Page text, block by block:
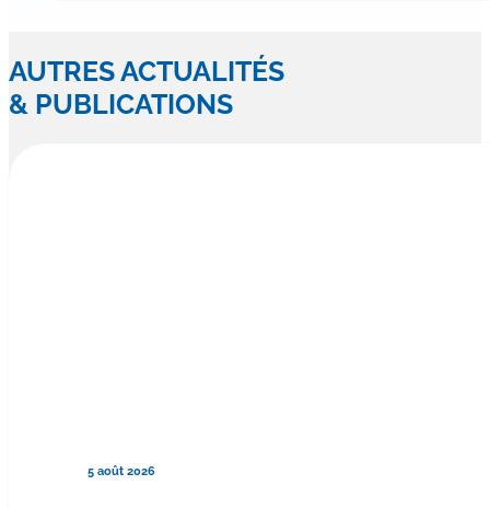
AUTRES ACTUALITÉS
& PUBLICATIONS
5 août 2026